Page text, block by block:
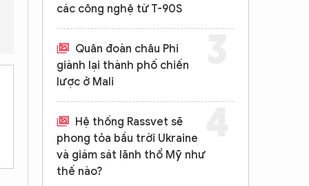
các công nghệ từ T-90S
Quân đoàn châu Phi
giành lại thành phố chiến
lược ở Mali
Hệ thống Rassvet sẽ
phong tỏa bầu trời Ukraine
và giám sát lãnh thổ Mỹ như
thế nào?